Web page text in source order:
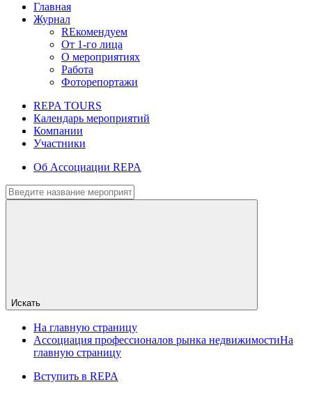
Главная
Журнал
REкомендуем
От 1-го лица
О мероприятиях
Работа
Фоторепортажи
REPA TOURS
Календарь мероприятий
Компании
Участники
Об Ассоциации REPA
Искать
На главную страницу
Ассоциация профессионалов рынка недвижимостиНа
главную страницу
Вступить в REPA